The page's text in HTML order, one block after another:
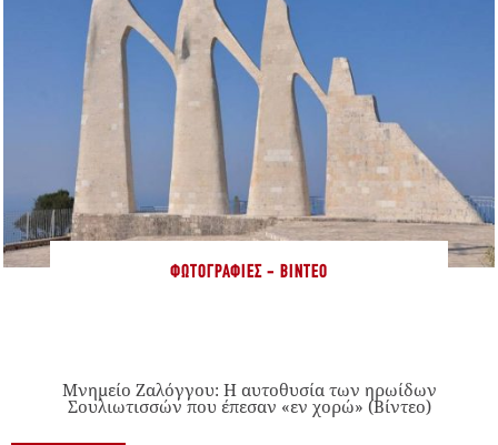
ΦΩΤΟΓΡΑΦΊΕΣ - ΒΊΝΤΕΟ
Μνημείο Ζαλόγγου: Η αυτοθυσία των ηρωίδων
Σουλιωτισσών που έπεσαν «εν χορώ» (Βίντεο)